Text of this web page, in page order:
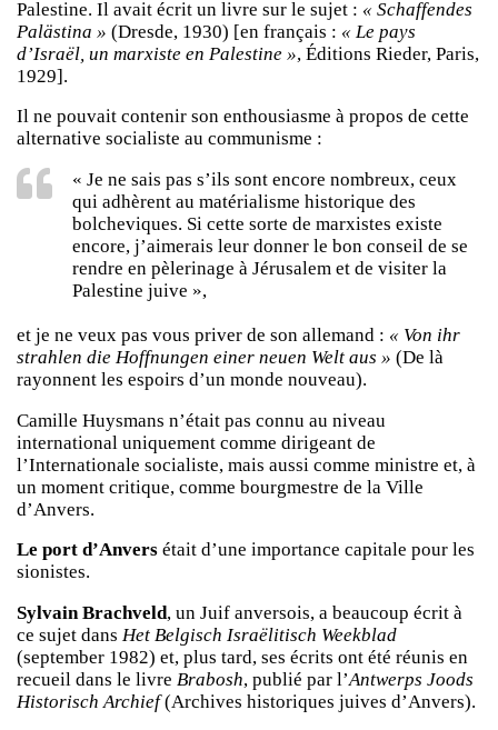
Palestine. Il avait écrit un livre sur le sujet : « Schaffendes
Palästina » (Dresde, 1930) [en français : « Le pays
d’Israël, un marxiste en Palestine », Éditions Rieder, Paris,
1929].
Il ne pouvait contenir son enthousiasme à propos de cette
alternative socialiste au communisme :
« Je ne sais pas s’ils sont encore nombreux, ceux
qui adhèrent au matérialisme historique des
bolcheviques. Si cette sorte de marxistes existe
encore, j’aimerais leur donner le bon conseil de se
rendre en pèlerinage à Jérusalem et de visiter la
Palestine juive »,
et je ne veux pas vous priver de son allemand : « Von ihr
strahlen die Hoffnungen einer neuen Welt aus » (De là
rayonnent les espoirs d’un monde nouveau).
Camille Huysmans n’était pas connu au niveau
international uniquement comme dirigeant de
l’Internationale socialiste, mais aussi comme ministre et, à
un moment critique, comme bourgmestre de la Ville
d’Anvers.
Le port d’Anvers était d’une importance capitale pour les
sionistes.
Sylvain Brachveld, un Juif anversois, a beaucoup écrit à
ce sujet dans Het Belgisch Israëlitisch Weekblad
(september 1982) et, plus tard, ses écrits ont été réunis en
recueil dans le livre Brabosh, publié par l’Antwerps Joods
Historisch Archief(Archives historiques juives d’Anvers).